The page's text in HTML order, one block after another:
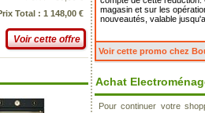
Total : 1 148,00 €
Voir cette offre
magasin et sur les
nouveautés, valable
Voir cette promo chez
Achat
Pour continuer votre